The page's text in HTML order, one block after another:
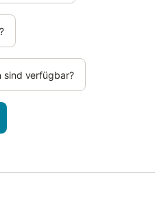
sind verfügbar?